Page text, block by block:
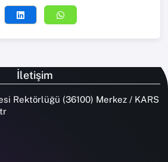
İletişim
Rektörlüğü (36100) Merkez / KARS